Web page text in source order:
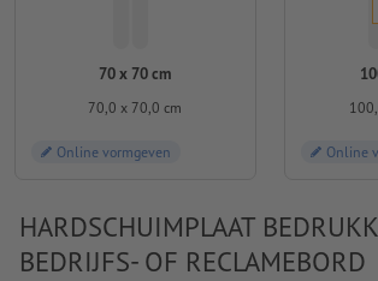
70 x 70 cm
70,0 x 70,0 cm
Online vormgeven Online
HARDSCHUIMPLAAT
BEDRIJFS- OF RECLAMEBORD